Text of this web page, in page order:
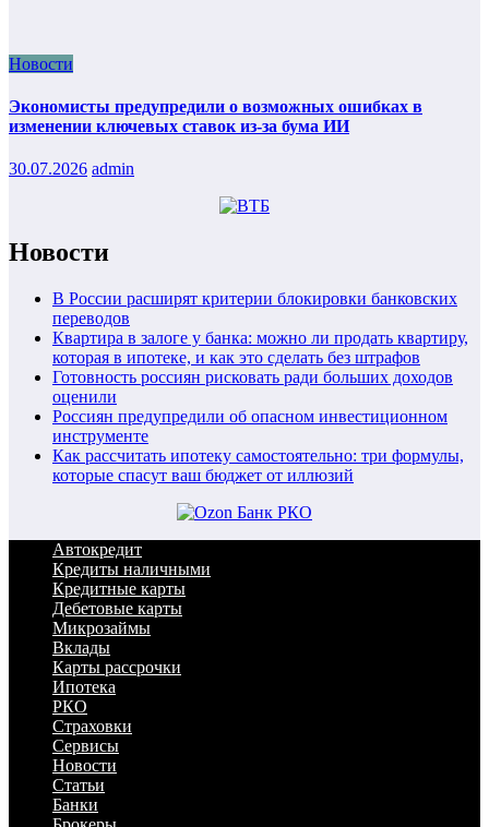
Новости
Экономисты предупредили о возможных ошибках в
изменении ключевых ставок из-за бума ИИ
30.07.2026 admin
Новости
В России расширят критерии блокировки банковских
переводов
Квартира в залоге у банка: можно ли продать квартиру,
которая в ипотеке, и как это сделать без штрафов
Готовность россиян рисковать ради больших доходов
оценили
Россиян предупредили об опасном инвестиционном
инструменте
Как рассчитать ипотеку самостоятельно: три формулы,
которые спасут ваш бюджет от иллюзий
Автокредит
Кредиты наличными
Кредитные карты
Дебетовые карты
Микрозаймы
Вклады
Карты рассрочки
Ипотека
РКО
Страховки
Сервисы
Новости
Статьи
Банки